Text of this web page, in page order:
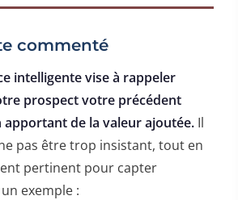
commenté
intelligente vise à rappeler
prospect votre précédent
apportant de la valeur ajoutée. Il
pas être trop insistant, tout en
pertinent pour capter
exemple :